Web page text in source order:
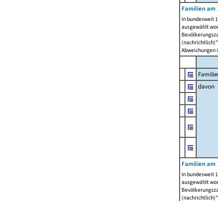
Familien am
In bundesweit
ausgewählt
Abweichungen
davon
Familien am
In bundesweit
ausgewählt